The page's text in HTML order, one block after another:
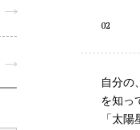
自分の
を知っ
「太